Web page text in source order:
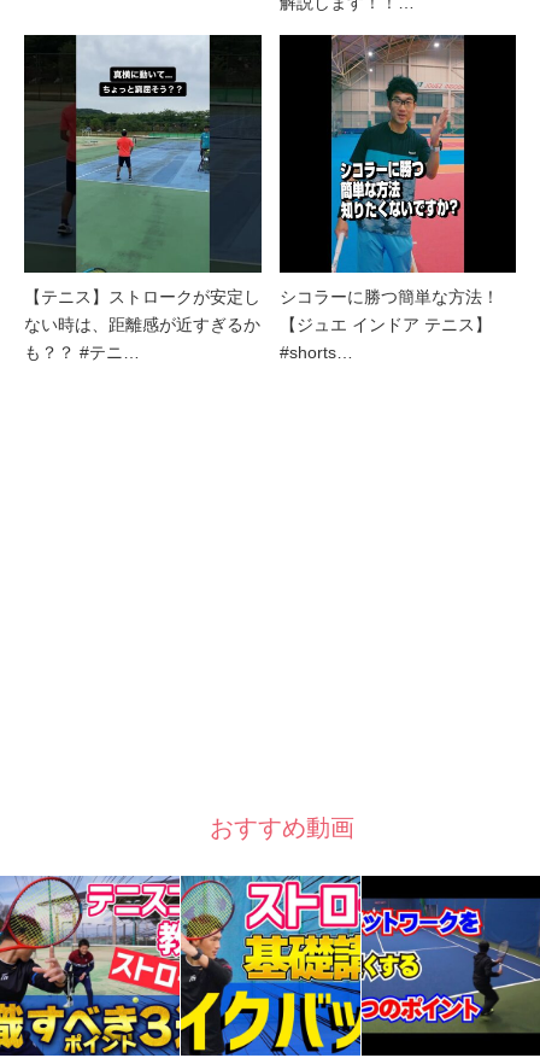
【テニス】ストロークが安定し
ない時は、距離感が近すぎるか
も？？ #テニ…
シコラーに勝つ簡単な方法！
【ジュエ インドア テニス】
#shorts…
おすすめ動画